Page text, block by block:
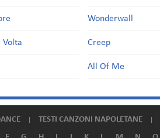
Volta
Wonderwall
Creep
All Of Me
TESTI CANZONI NAPOLETANE